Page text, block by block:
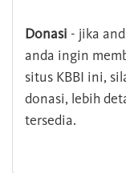
Donasi - jika
anda ingin
situs KBBI ini,
donasi, lebih
tersedia.